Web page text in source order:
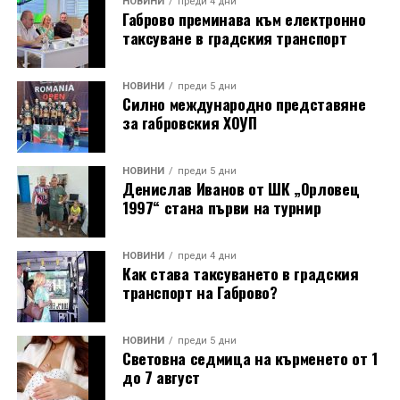
Целият епизод с участието на Венцислав Симеонов
може да бъде изгледан в YouTube канала на
Исторически музей – Дряново.
Важна част от практическата работа бе свързана с
приготвянето на храната. Реставраторът Боян Генев
запали пещта на занаятчийската чаршия още в 9:00
часа сутринта, показвайки тънкостите при
подреждането на разпалките, поддържането на
температурата и равномерното разпределяне на
жарта. Точно в 14:00 часа в пещта бяха поставени
тавите с вечерята, която по-късно бе споделена на
открито в нощния музей.
Лекционният модул от първия ден (31 юли)
предложи теоретична основа и дискусии,
свързващи историческото наследство със
съвременния начин на живот: Арх. Николай
Маринов и д-р инж. Петя Груева от сдружение
„Мещра“ откриха програмата с лекция за
принципите на отоплителните системи в
Габрово преминава към електронно
таксуване в градския транспорт
НОВИНИ преди 5 дни
Силно международно представяне
за габровския ХОУП
НОВИНИ преди 5 дни
Денислав Иванов от ШК „Орловец
1997“ стана първи на турнир
НОВИНИ преди 4 дни
Как става таксуването в градския
транспорт на Габрово?
НОВИНИ преди 5 дни
Световна седмица на кърменето от 1
до 7 август